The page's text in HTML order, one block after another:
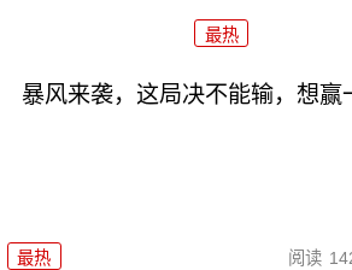
最热
暴风来袭，这局决不能输，想赢
最热 阅读